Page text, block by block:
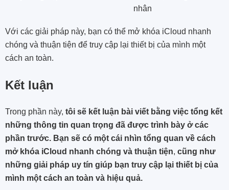
nhân
Với các giải pháp này, bạn có thể mở khóa iCloud nhanh
chóng và thuận tiện để truy cập lại thiết bị của mình một
cách an toàn.
Kết luận
Trong phần này, tôi sẽ kết luận bài viết bằng việc tổng kết
những thông tin quan trọng đã được trình bày ở các
phần trước. Bạn sẽ có một cái nhìn tổng quan về cách
mở khóa iCloud nhanh chóng và thuận tiện, cũng như
những giải pháp uy tín giúp bạn truy cập lại thiết bị của
mình một cách an toàn và hiệu quả.